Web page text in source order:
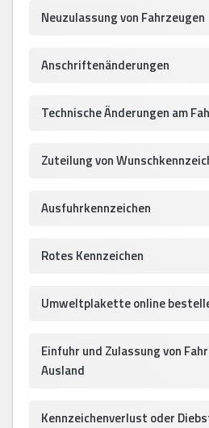
Neuzulassung von Fahrzeugen
Anschriftenänderungen
Technische Änderungen am
Zuteilung von
Ausfuhrkennzeichen
Rotes Kennzeichen
Umweltplakette online
Einfuhr und Zulassung von
Ausland
Kennzeichenverlust oder